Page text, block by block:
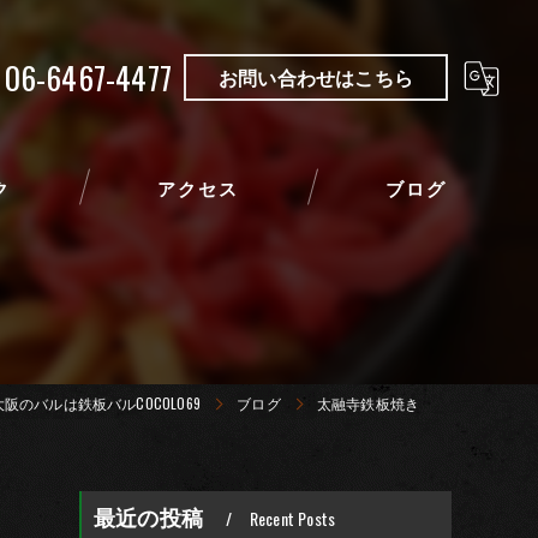
06-6467-4477 お問い合わせはこちら
アクセス ブログ
阪のバルは鉄板バルCOCOLO69 ブログ 太融寺鉄板焼き
最近の投稿 Recent Posts